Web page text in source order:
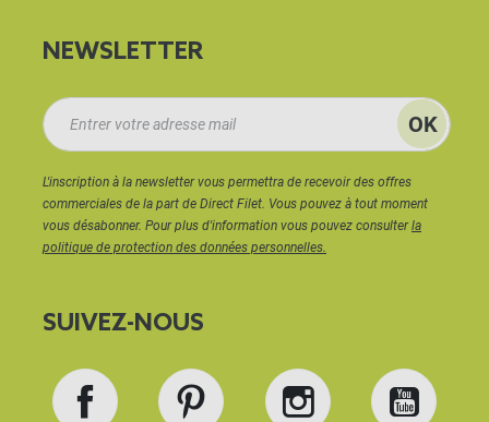
NEWSLETTER
L'inscription à la newsletter vous permettra de recevoir des offres
commerciales de la part de Direct Filet. Vous pouvez à tout moment
vous désabonner. Pour plus d'information vous pouvez consulterla
politique de protection des données personnelles.
SUIVEZ-NOUS